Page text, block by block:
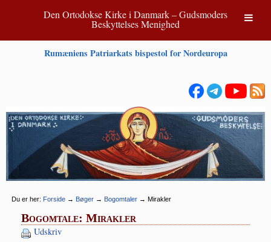
Den Ortodokse Kirke i Danmark – Gudsmoders
Beskyttelses Menighed
Rumæniens Patriarkats bispestol for Nordeuropa
Du er her: Forside → Bøger → Bogomtaler → Mirakler
Bogomtale: Mirakler
Udskriv